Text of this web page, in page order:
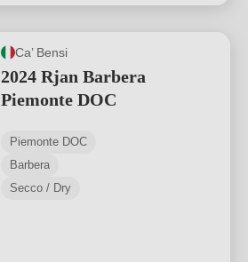
Ca’ Bensi
2024 Rjan Barbera
Piemonte DOC
Piemonte DOC
Barbera
Secco / Dry